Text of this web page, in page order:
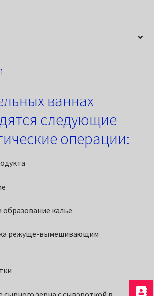
ваннах
следующие
операции:
образование калье
режуще-вымешивающим
сырного зерна с сывороткой в